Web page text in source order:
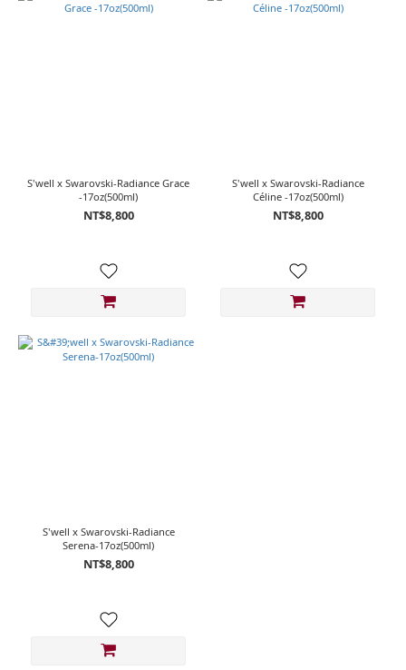
S'well x Swarovski-Radiance Grace
-17oz(500ml)
NT$8,800
S'well x Swarovski-Radiance
Céline -17oz(500ml)
NT$8,800
S'well x Swarovski-Radiance
Serena-17oz(500ml)
NT$8,800